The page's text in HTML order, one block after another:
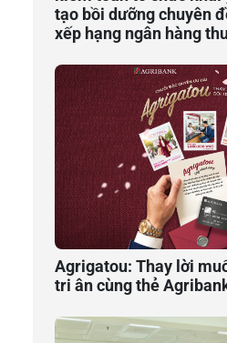
tạo bồi dưỡng chuyên
xếp hạng ngân hàng
Agrigatou: Thay lời
tri ân cùng thẻ